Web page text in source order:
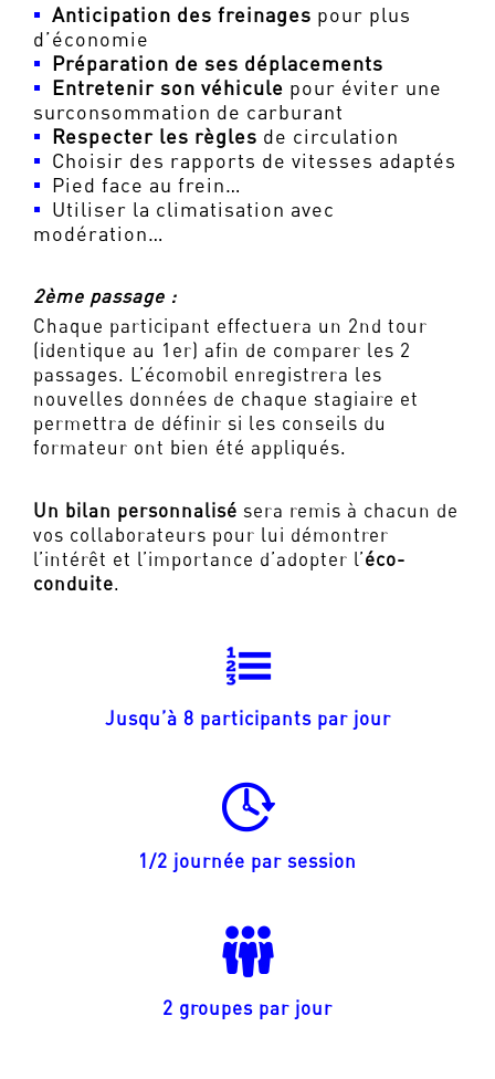
Anticipation des freinages pour plus
d’économie
Préparation de ses déplacements
Entretenir son véhicule pour éviter une
surconsommation de carburant
Respecter les règles de circulation
Choisir des rapports de vitesses adaptés
Pied face au frein…
Utiliser la climatisation avec
modération…
2ème passage :
Chaque participant effectuera un 2nd tour
(identique au 1er) afin de comparer les 2
passages. L’écomobil enregistrera les
nouvelles données de chaque stagiaire et
permettra de définir si les conseils du
formateur ont bien été appliqués.
Un bilan personnalisé sera remis à chacun de
vos collaborateurs pour lui démontrer
l’intérêt et l’importance d’adopter l’éco-
conduite.
Jusqu’à 8 participants par jour
1/2 journée par session
2 groupes par jour